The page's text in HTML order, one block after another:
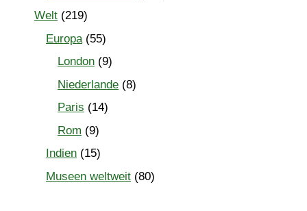
Welt (219)
Europa(55)
London (9)
Niederlande (8)
Paris (14)
Rom (9)
Indien (15)
Museen weltweit (80)